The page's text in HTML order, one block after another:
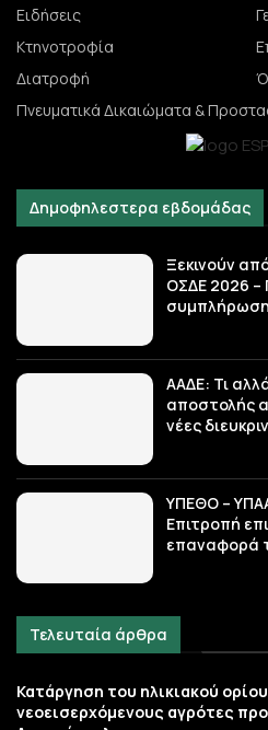
Ειδήσεις
Κτηνοτροφία
Διατροφή
Πνευματικά Δικαιώματα &
Δημοφηλεστερα εβδομάδας
Ξεκινούν
ΟΣΔΕ 2026
ΑΑΔΕ: Τι
αποστολής
νέες
ΥΠΕΘΟ –
Επιτροπή
επαναφορά
Τελευταία άρθρα
Κατάργηση του ηλικιακού
νεοεισερχόμενους αγρότες